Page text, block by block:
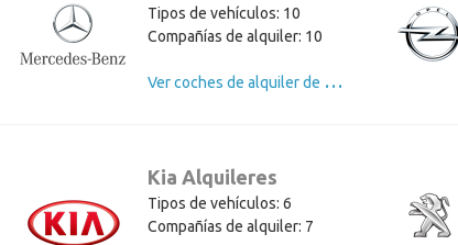
Tipos de vehículos: 10
Compañías de alquiler: 10
V
er coches de alquiler de Mercedes
Kia Alquileres
Tipos de vehículos: 6
Compañías de alquiler: 7